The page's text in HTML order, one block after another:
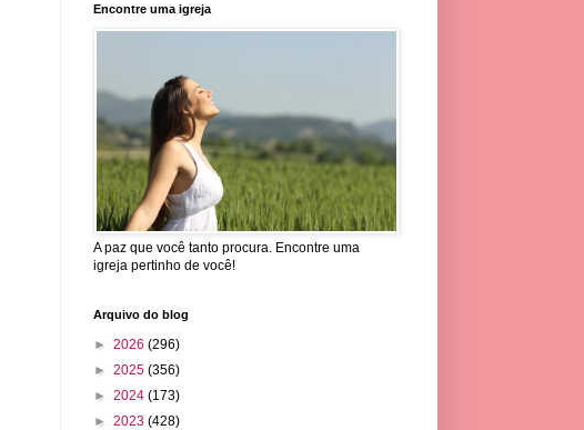
Encontre uma igreja
A paz que você tanto procura. Encontre uma
igreja pertinho de você!
Arquivo do blog
► 2026 (296)
► 2025 (356)
► 2024 (173)
► 2023 (428)